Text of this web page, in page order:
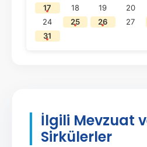
17
18 19 20
24
25 26 27
31
İlgili Mevzuat
Sirkülerler